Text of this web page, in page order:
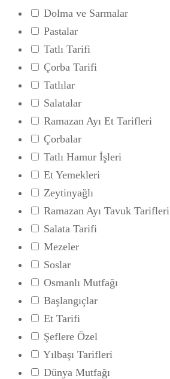
Dolma ve Sarmalar
Pastalar
Tatlı Tarifi
Çorba Tarifi
Tatlılar
Salatalar
Ramazan Ayı Et Tarifleri
Çorbalar
Tatlı Hamur İşleri
Et Yemekleri
Zeytinyağlı
Ramazan Ayı Tavuk Tarifleri
Salata Tarifi
Mezeler
Soslar
Osmanlı Mutfağı
Başlangıçlar
Et Tarifi
Şeflere Özel
Yılbaşı Tarifleri
Dünya Mutfağı